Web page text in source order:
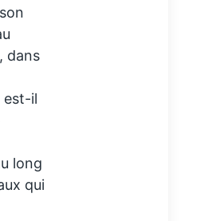
dans
est-il
long
qui